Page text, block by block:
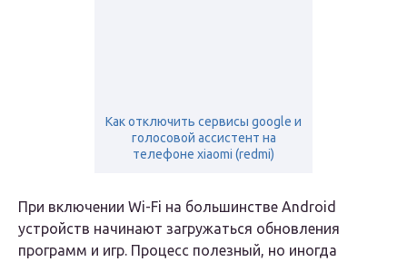
Как отключить сервисы google и
голосовой ассистент на
телефоне xiaomi (redmi)
При включении Wi-Fi на большинстве Android
устройств начинают загружаться обновления
программ и игр. Процесс полезный, но иногда